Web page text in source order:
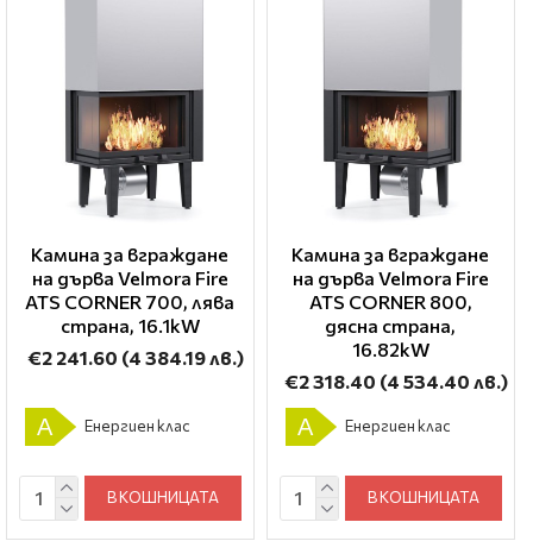
Камина за вграждане
на дърва Velmora Fire
ATS CORNER 700, лява
страна, 16.1kW
€2 241.60 (4 384.19 лв.)
A Енергиен клас
В КОШНИЦАТА
Камина за вграждане
на дърва Velmora Fire
ATS CORNER 800,
дясна страна,
16.82kW
€2 318.40 (4 534.40 лв.)
A Енергиен клас
В КОШНИЦАТА